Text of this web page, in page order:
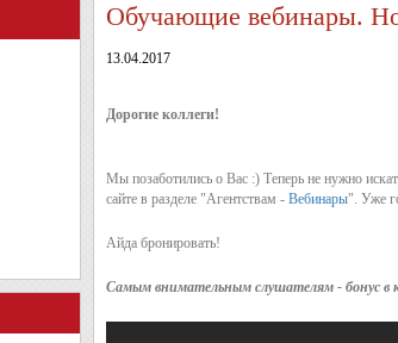
Обучающие вебинары.
13.04.2017
Дорогие коллеги!
Мы позаботились о Вас :) Теперь не нужно
сайте в разделе "Агентствам - Вебинары". Уже
Айда бронировать!
Самым внимательным слушателям - бонус в